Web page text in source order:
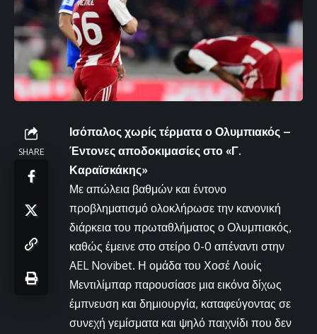
SHARE
Ισόπαλος χωρίς τέρματα ο Ολυμπιακός –
Έντονες αποδοκιμασίες στο «Γ.
Καραϊσκάκης»
Με απώλεια βαθμών και έντονο
προβληματισμό ολοκλήρωσε την κανονική
διάρκεια του πρωταθλήματος ο Ολυμπιακός,
καθώς έμεινε στο στείρο 0-0 απέναντι στην
AEL Novibet. Η ομάδα του Χοσέ Λουίς
Μεντιλίμπαρ παρουσίασε μια εικόνα δίχως
έμπνευση και δημιουργία, καταφεύγοντας σε
συνεχή γεμίσματα και ψηλό παιχνίδι που δεν